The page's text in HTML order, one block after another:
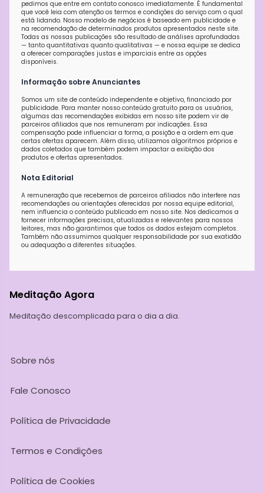
pedimos que entre em contato conosco imediatamente. É fundamental
que você leia com atenção os termos e condições do serviço com o qual
está lidando. Nosso modelo de negócios é baseado em publicidade e
na recomendação de determinados produtos apresentados neste site.
Todas as nossas publicações são resultado de análises aprofundadas
— tanto quantitativas quanto qualitativas — e nossa equipe se dedica
a oferecer comparações justas e imparciais entre as opções
disponíveis.
Informação sobre Anunciantes
Somos um site de conteúdo independente e objetivo, financiado por
publicidade. Para manter nosso conteúdo gratuito para os usuários,
algumas das recomendações exibidas em nosso site podem vir de
parceiros afiliados que nos remuneram por indicações. Essa
compensação pode influenciar a forma, a posição e a ordem em que
certas ofertas aparecem. Além disso, utilizamos algoritmos próprios e
dados coletados que também podem impactar a exibição dos
produtos e ofertas apresentados.
Nota Editorial
A remuneração que recebemos de parceiros afiliados não interfere nas
recomendações ou orientações oferecidas por nossa equipe editorial,
nem influencia o conteúdo publicado em nosso site. Nos dedicamos a
fornecer informações precisas, atualizadas e relevantes para nossos
leitores, mas não garantimos que todos os dados estejam completos.
Também não assumimos qualquer responsabilidade por sua exatidão
ou adequação a diferentes situações.
Meditação Agora
Meditação descomplicada para o dia a dia.
Sobre nós
Fale Conosco
Política de Privacidade
Termos e Condições
Política de Cookies